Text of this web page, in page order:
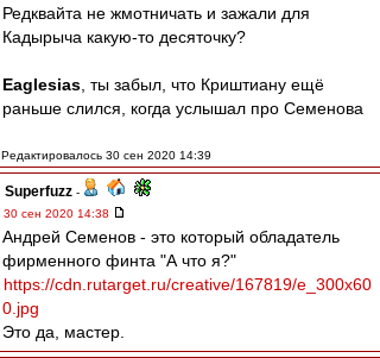
Редквайта не жмотничать и зажали для
Кадырыча какую-то десяточку?
Eaglesias , ты забыл, что Криштиану ещё
раньше слился, когда услышал про Семенова
Редактировалось 30 сен 2020 14:39
Superfuzz -
30 сен 2020 14:38
Андрей Семенов - это который обладатель
фирменного финта "А что я?"
https://cdn.rutarget.ru/creative/167819/e_300x60
0.jpg
Это да, мастер.